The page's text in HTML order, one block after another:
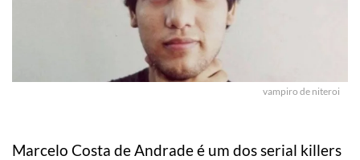
vampiro de niteroi
Marcelo Costa de Andrade é um dos serial killers